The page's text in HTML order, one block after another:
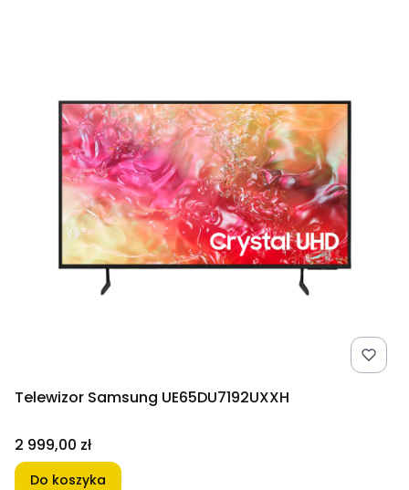
Telewizor Samsung UE65DU7192UXXH
Cena
2 999,00 zł
Do koszyka